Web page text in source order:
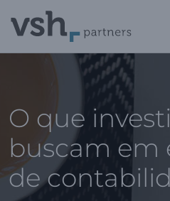
O que
buscam em
de